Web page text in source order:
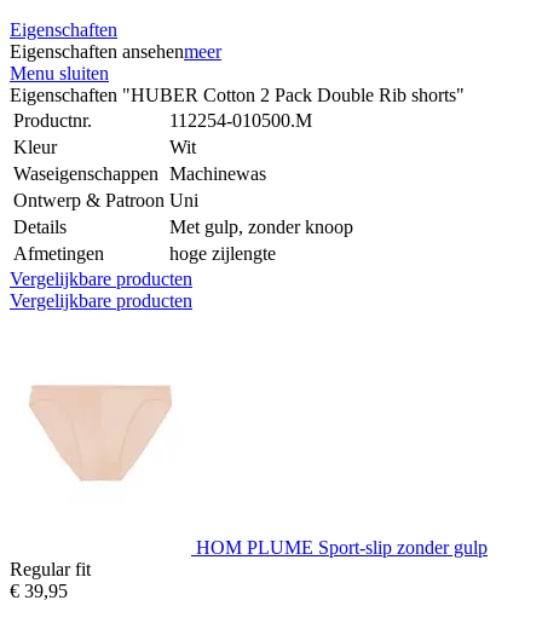
Eigenschaften
Eigenschaften ansehenmeer
Menu sluiten
Eigenschaften "HUBER Cotton 2 Pack Double Rib shorts"
Productnr.
112254-010500.M
Kleur
Wit
Waseigenschappen Machinewas
Ontwerp & Patroon Uni
Details
Met gulp, zonder knoop
Afmetingen
hoge zijlengte
Vergelijkbare producten
Vergelijkbare producten
HOM PLUME Sport-slip zonder gulp
Regular fit
€ 39,95